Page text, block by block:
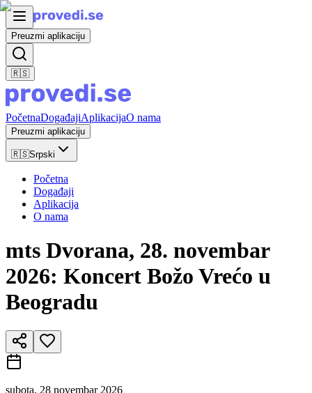
Preuzmi aplikaciju
🇷🇸
PočetnaDogađajiAplikacijaO nama
Preuzmi aplikaciju
🇷🇸Srpski
Početna
Događaji
Aplikacija
O nama
mts Dvorana, 28. novembar
2026: Koncert Božo Vrećo u
Beogradu
subota, 28 novembar 2026